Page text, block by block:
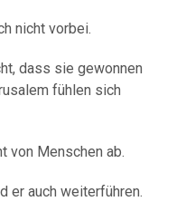
nicht vorbei.
dass sie gewonnen
fühlen sich
von Menschen ab.
er auch weiterführen.